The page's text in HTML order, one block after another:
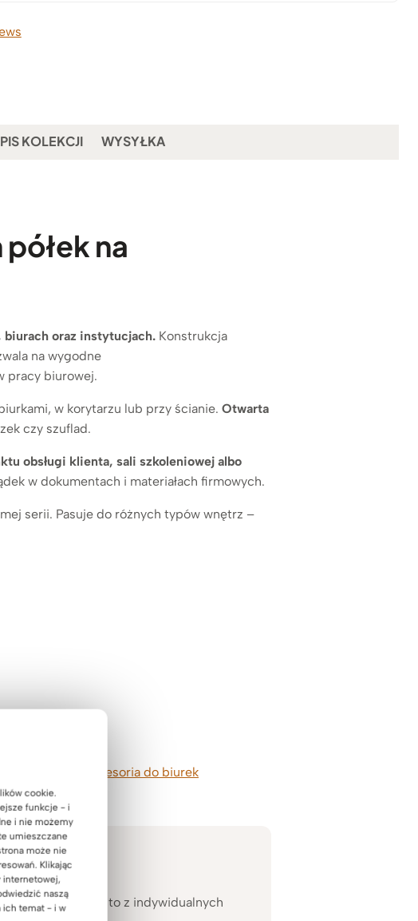
cookie.
funkcje - i
i nie możemy
umieszczane
może nie
Klikając
internetowej,
naszą
ich temat - i w
KOLEKCJI WYSYŁKA
na
biurach oraz instytucjach. Konstrukcja
na wygodne
pracy biurowej.
w korytarzu lub przy ścianie. Otwarta
czy szuflad.
obsługi klienta, sali szkoleniowej albo
w dokumentach i materiałach firmowych.
serii. Pasuje do różnych typów wnętrz –
w zakładce
akcesoria do biurek
płyt. Wynika to z indywidualnych